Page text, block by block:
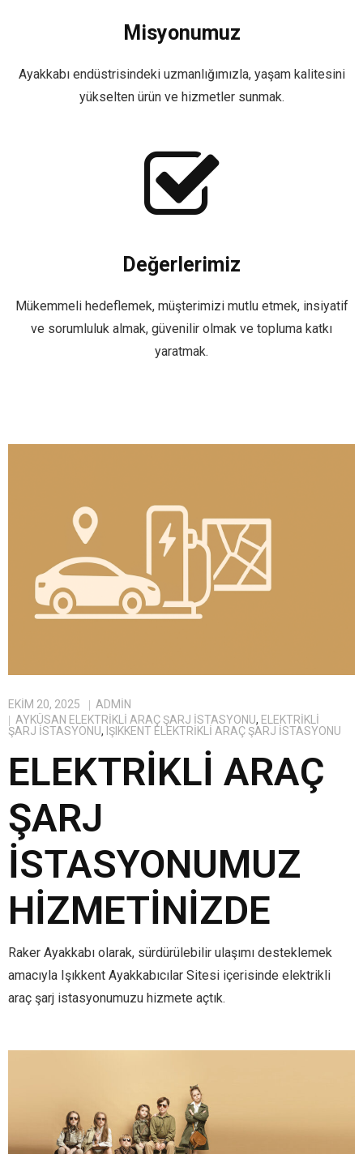
Misyonumuz
Ayakkabı endüstrisindeki uzmanlığımızla, yaşam kalitesini
yükselten ürün ve hizmetler sunmak.
Değerlerimiz
Mükemmeli hedeflemek, müşterimizi mutlu etmek, insiyatif
ve sorumluluk almak, güvenilir olmak ve topluma katkı
yaratmak.
EKIM 20, 2025
ADMIN
AYKÜSAN ELEKTRIKLI ARAÇ ŞARJ İSTASYONU, ELEKTRIKLI
ŞARJ İSTASYONU, IŞIKKENT ELEKTRIKLI ARAÇ ŞARJ İSTASYONU
ELEKTRIKLI ARAÇ
ŞARJ
İSTASYONUMUZ
HIZMETINIZDE
Raker Ayakkabı olarak, sürdürülebilir ulaşımı desteklemek
amacıyla Işıkkent Ayakkabıcılar Sitesi içerisinde elektrikli
araç şarj istasyonumuzu hizmete açtık.